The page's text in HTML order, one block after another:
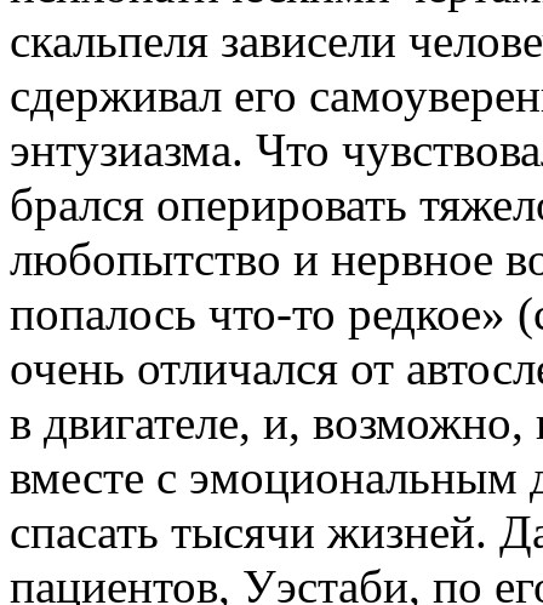
скальпеля зависели
сдерживал его
энтузиазма. Что
брался оперировать
любопытство и нервное
попалось что-то
очень отличался от
в двигателе, и,
вместе с эмоциональным
спасать тысячи жизней.
пациентов, Уэстаби, по